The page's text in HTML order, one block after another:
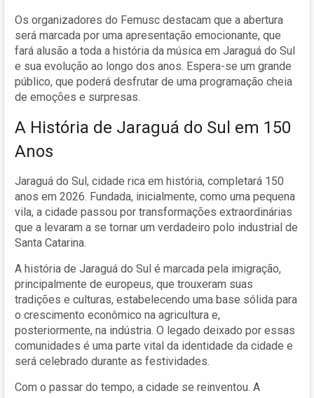
Os organizadores do Femusc destacam que a abertura
será marcada por uma apresentação emocionante, que
fará alusão a toda a história da música em Jaraguá do Sul
e sua evolução ao longo dos anos. Espera-se um grande
público, que poderá desfrutar de uma programação cheia
de emoções e surpresas.
A História de Jaraguá do Sul em 150
Anos
Jaraguá do Sul, cidade rica em história, completará 150
anos em 2026. Fundada, inicialmente, como uma pequena
vila, a cidade passou por transformações extraordinárias
que a levaram a se tornar um verdadeiro polo industrial de
Santa Catarina.
A história de Jaraguá do Sul é marcada pela imigração,
principalmente de europeus, que trouxeram suas
tradições e culturas, estabelecendo uma base sólida para
o crescimento econômico na agricultura e,
posteriormente, na indústria. O legado deixado por essas
comunidades é uma parte vital da identidade da cidade e
será celebrado durante as festividades.
Com o passar do tempo, a cidade se reinventou. A